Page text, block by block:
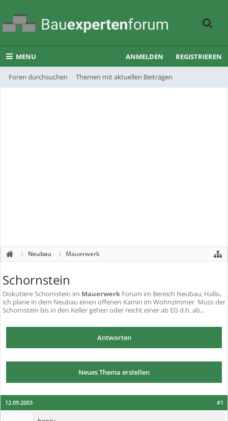
MENU
Foren durchsuchen Themen mit aktuellen Beiträgen
ANMELDEN REGISTRIEREN
Neubau Mauerwerk
Schornstein
DiskutiereSchornstein im Mauerwerk Forum im Bereich Neubau; Hallo,
ich plane in dem Neubau einen offenen Kamin im Wohnzimmer. Muss der
Schornstein bis in den Keller gehen oder reicht einer ab EG d.h. ab...
Antworten
Neues Thema erstellen
#1
12.09.2003